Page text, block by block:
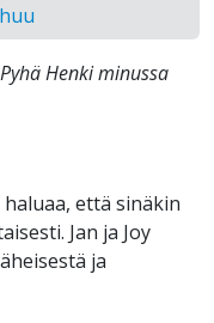
Henki minussa
että sinäkin
Jan ja Joy
ja